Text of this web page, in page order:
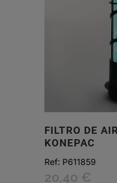
FILTRO DE
KONEPAC
Ref: P611859
20,40 €